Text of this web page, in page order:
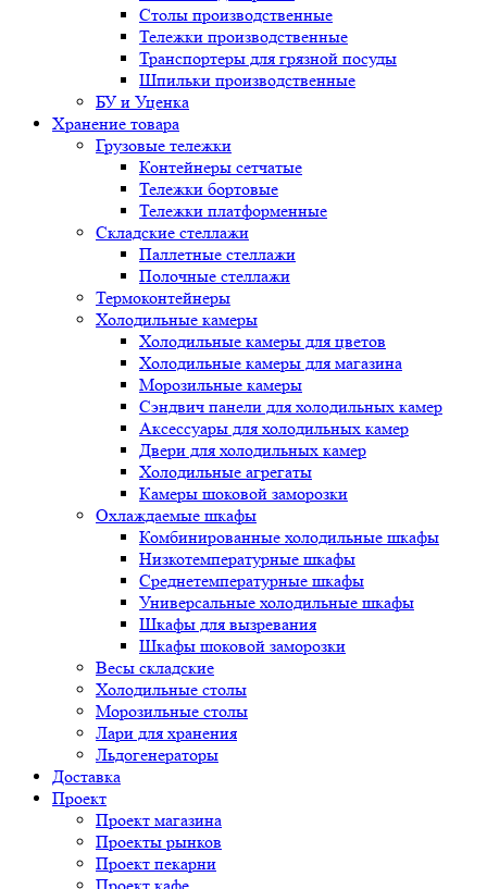
Столы производственные
Тележки производственные
Транспортеры для грязной посуды
Шпильки производственные
БУ и Уценка
Хранение товара
Грузовые тележки
Контейнеры сетчатые
Тележки бортовые
Тележки платформенные
Складские стеллажи
Паллетные стеллажи
Полочные стеллажи
Термоконтейнеры
Холодильные камеры
Холодильные камеры для цветов
Холодильные камеры для магазина
Морозильные камеры
Сэндвич панели для холодильных камер
Аксессуары для холодильных камер
Двери для холодильных камер
Холодильные агрегаты
Камеры шоковой заморозки
Охлаждаемые шкафы
Комбинированные холодильные шкафы
Низкотемпературные шкафы
Среднетемпературные шкафы
Универсальные холодильные шкафы
Шкафы для вызревания
Шкафы шоковой заморозки
Весы складские
Холодильные столы
Морозильные столы
Лари для хранения
Льдогенераторы
Доставка
Проект
Проект магазина
Проекты рынков
Проект пекарни